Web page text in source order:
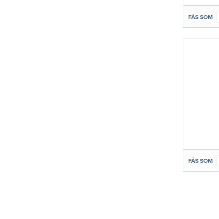
FÅS SOM
FÅS SOM